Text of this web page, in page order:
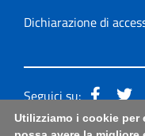
Dichiarazione di
Seguici su:
Utilizziamo i cookie per